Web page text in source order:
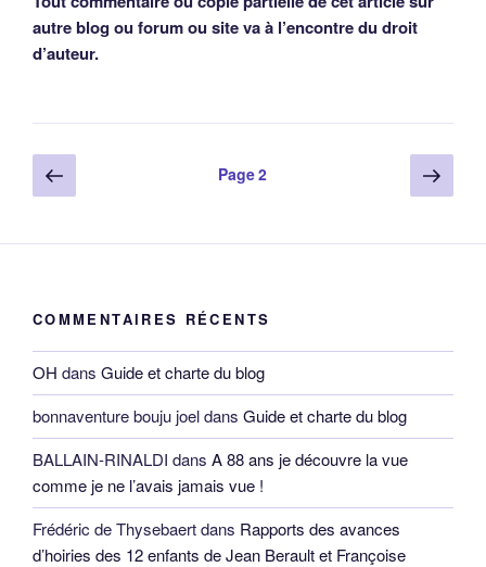
BALLAIN-RINALDIdans A 88 ans je découvre la vue
comme je ne l’avais jamais vue !
OH
Le dernier meunier des Gobelets encore en action
Christelle DupérédansApprentissage d’apothicaire à
Angers en 1609
OHdansApprentissage d’apothicaire à Angers en 1609
Christelle DupérédansApprentissage d’apothicaire à
Angers en 1609
JEAN DanieldansLes familles que j’ai étudiées à fonds
Yannick DORES-LERAYdansGuide et charte du blog